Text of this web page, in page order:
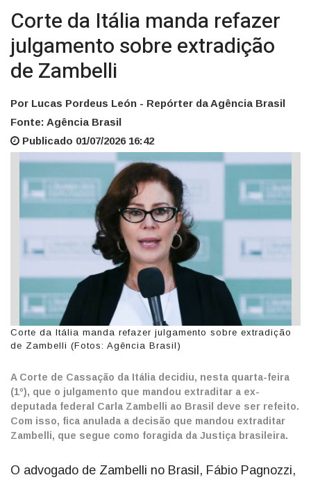
Corte da Itália manda refazer
julgamento sobre extradição
de Zambelli
Por Lucas Pordeus León - Repórter da Agência Brasil
Fonte: Agência Brasil
Publicado 01/07/2026 16:42
Corte da Itália manda refazer julgamento sobre extradição
de Zambelli (Fotos: Agência Brasil)
A Corte de Cassação da Itália decidiu, nesta quarta-feira
(1º), que o julgamento que mandou extraditar a ex-
deputada federal Carla Zambelli ao Brasil deve ser refeito.
Com isso, fica anulada a decisão que mandou extraditar
Zambelli, que segue como foragida da Justiça brasileira.
O advogado de Zambelli no Brasil, Fábio Pagnozzi,